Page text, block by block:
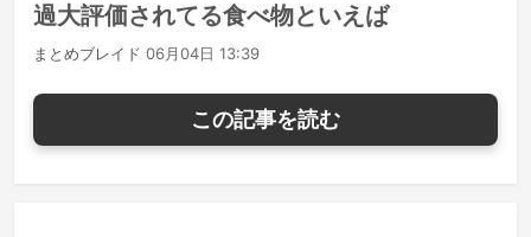
過大評価されてる食べ物といえば
まとめブレイド 06月04日 13:39
この記事を読む